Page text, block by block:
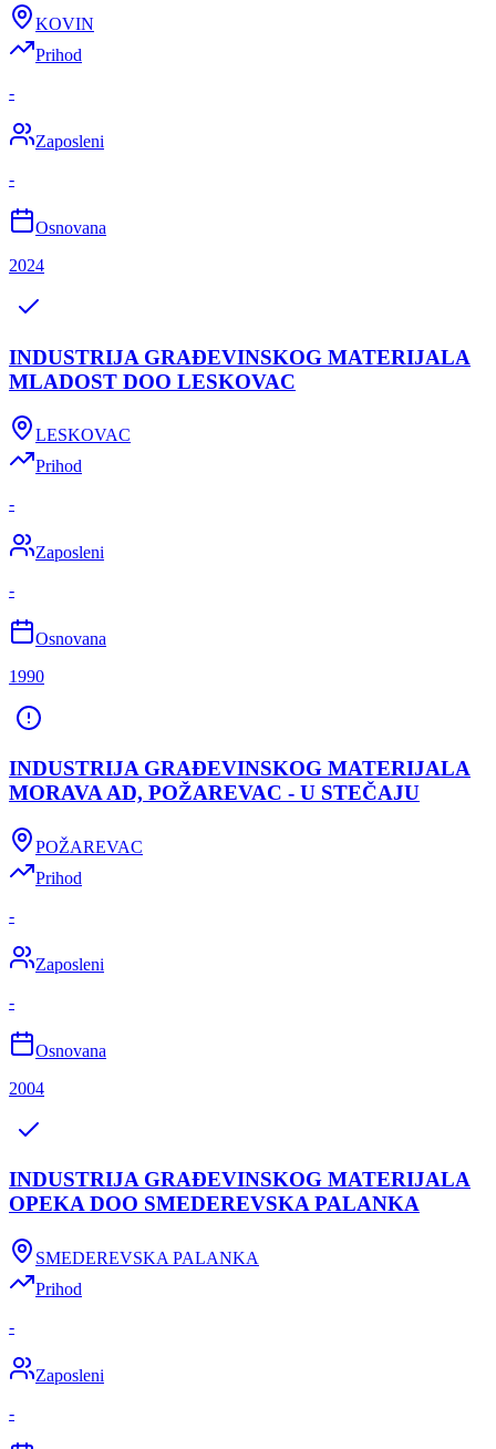
KOVIN
Prihod
-
Zaposleni
-
Osnovana
2024
INDUSTRIJA GRAĐEVINSKOG MATERIJALA
MLADOST DOO LESKOVAC
LESKOVAC
Prihod
-
Zaposleni
-
Osnovana
1990
INDUSTRIJA GRAĐEVINSKOG MATERIJALA
MORAVA AD, POŽAREVAC - U STEČAJU
POŽAREVAC
Prihod
-
Zaposleni
-
Osnovana
2004
INDUSTRIJA GRAĐEVINSKOG MATERIJALA
OPEKA DOO SMEDEREVSKA PALANKA
SMEDEREVSKA PALANKA
Prihod
-
Zaposleni
-